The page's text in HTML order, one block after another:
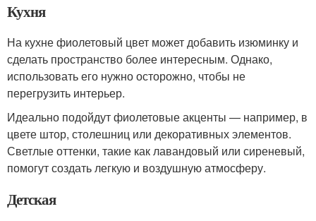
Кухня
На кухне фиолетовый цвет может добавить изюминку и
сделать пространство более интересным. Однако,
использовать его нужно осторожно, чтобы не
перегрузить интерьер.
Идеально подойдут фиолетовые акценты — например, в
цвете штор, столешниц или декоративных элементов.
Светлые оттенки, такие как лавандовый или сиреневый,
помогут создать легкую и воздушную атмосферу.
Детская